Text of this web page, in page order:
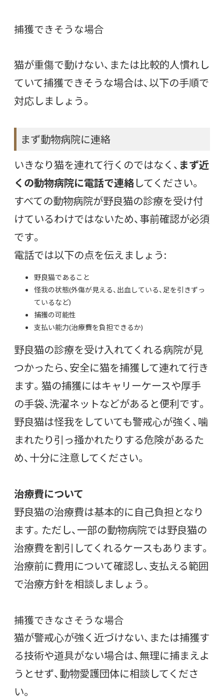
捕獲できそうな場合
猫が重傷で動けない、または比較的人慣れし
ていて捕獲できそうな場合は、以下の手順で
対応しましょう。
まず動物病院に連絡
いきなり猫を連れて行くのではなく、 まず近
くの動物病院に電話で連絡してください。
すべての動物病院が野良猫の診療を受け付
けているわけではないため、事前確認が必須
です。
電話では以下の点を伝えましょう:
野良猫であること
怪我の状態(外傷が見える、出血している、足を引きずっ
ているなど)
捕獲の可能性
支払い能力(治療費を負担できるか)
野良猫の診療を受け入れてくれる病院が見
つかったら、安全に猫を捕獲して連れて行き
ます。猫の捕獲にはキャリーケースや厚手
の手袋、洗濯ネットなどがあると便利です。
野良猫は怪我をしていても警戒心が強く、噛
まれたり引っ掻かれたりする危険があるた
め、十分に注意してください。
治療費について
野良猫の治療費は基本的に自己負担となり
ます。ただし、一部の動物病院では野良猫の
治療費を割引してくれるケースもあります。
治療前に費用について確認し、支払える範囲
で治療方針を相談しましょう。
捕獲できなさそうな場合
猫が警戒心が強く近づけない、または捕獲す
る技術や道具がない場合は、無理に捕まえよ
うとせず、動物愛護団体に相談してくださ
い。